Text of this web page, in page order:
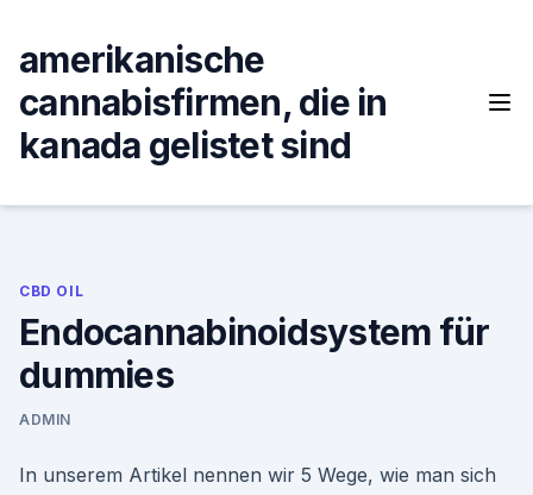
content
amerikanische
cannabisfirmen, die in
kanada gelistet sind
CBD OIL
Endocannabinoidsystem für
dummies
ADMIN
In unserem Artikel nennen wir 5 Wege, wie man sich